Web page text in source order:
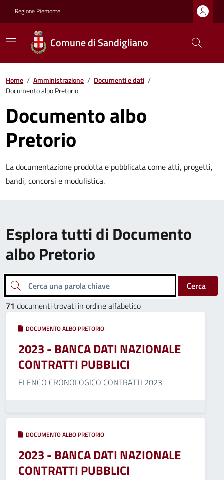
Regione Piemonte
Comune di Sandigliano
Home / Amministrazione / Documenti e dati /
Documento albo Pretorio
Documento albo
Pretorio
La documentazione prodotta e pubblicata come atti, progetti,
bandi, concorsi e modulistica.
Esplora tutti di Documento
albo Pretorio
Cerca una parola chiave
Cerca
71 documenti trovati in ordine alfabetico
DOCUMENTO ALBO PRETORIO
2023 - BANCA DATI NAZIONALE
CONTRATTI PUBBLICI
ELENCO CRONOLOGICO CONTRATTI 2023
DOCUMENTO ALBO PRETORIO
2023 - BANCA DATI NAZIONALE
CONTRATTI PUBBLICI